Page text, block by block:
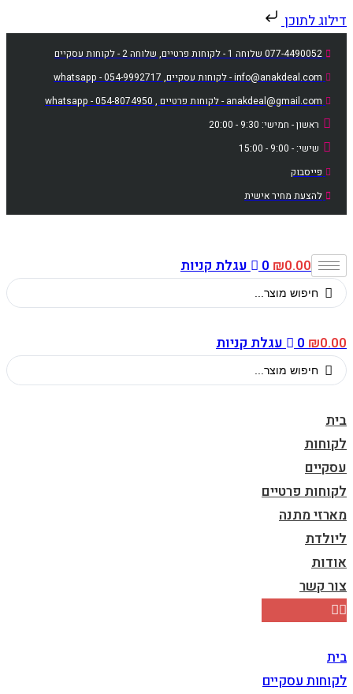
דילוג לתוכן
077-4490052 שלוחה 1 - לקוחות פרטיים, שלוחה 2 - לקוחות עסקיים
info@anakdeal.com - לקוחות עסקיים, whatsapp - 054-9992717
anakdeal@gmail.com - לקוחות פרטיים , whatsapp - 054-8074950
ראשון - חמישי: 9:30 - 20:00
שישי: - 9:00 - 15:00
פייסבוק
להצעת מחיר אישית
₪0.00
0
עגלת קניות
Search
₪0.00
0
עגלת קניות
Search
בית
לקוחות
עסקיים
לקוחות פרטיים
מארזי מתנה
ליולדת
אודות
צור קשר
בית
לקוחות עסקיים